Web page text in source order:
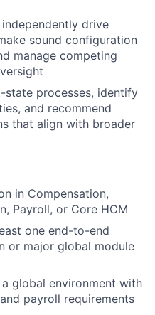
drive
sound configuration
manage competing
state processes, identify
and recommend
that align with broader
in Compensation,
Payroll, or Core HCM
one end-to-end
or major global module
global environment with
payroll requirements